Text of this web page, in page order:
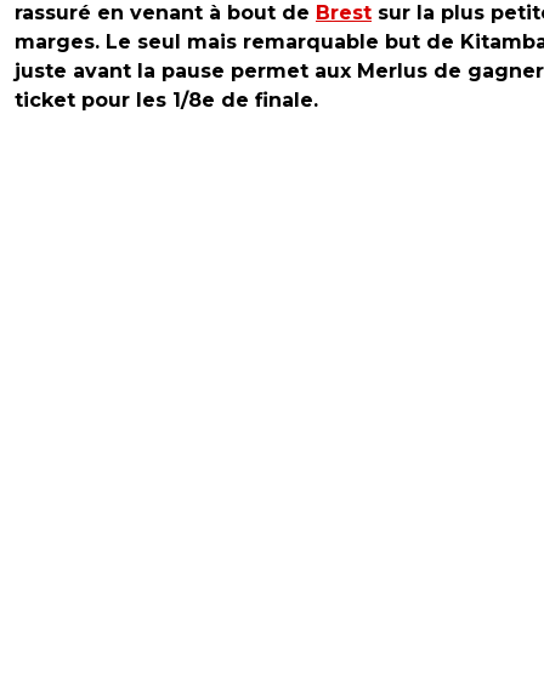
rassuré en venant à bout de Brest sur la plus
marges. Le seul mais remarquable but de
juste avant la pause permet aux Merlus de
ticket pour les 1/8e de finale.